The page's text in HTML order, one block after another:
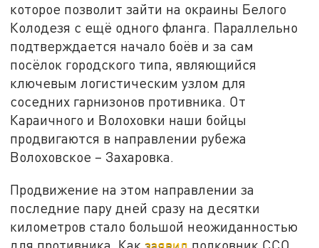
которое позволит зайти на окраины Белого
Колодезя с ещё одного фланга. Параллельно
подтверждается начало боёв и за сам
посёлок городского типа, являющийся
ключевым логистическим узлом для
соседних гарнизонов противника. От
Караичного и Волоховки наши бойцы
продвигаются в направлении рубежа
Волоховское – Захаровка.
Продвижение на этом направлении за
последние пару дней сразу на десятки
километров стало большой неожиданностью
для противника. Какзаявил полковник ССО